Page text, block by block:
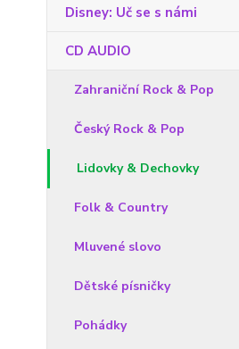
Disney: Uč se s námi
CD AUDIO
Zahraniční Rock & Pop
Český Rock & Pop
Lidovky & Dechovky
Folk & Country
Mluvené slovo
Dětské písničky
Pohádky